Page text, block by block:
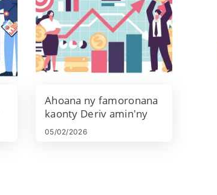
Ahoana ny famoronana
kaonty Deriv amin'ny
2026: Torolàlana
fisoratana anarana ho
05/02/2026